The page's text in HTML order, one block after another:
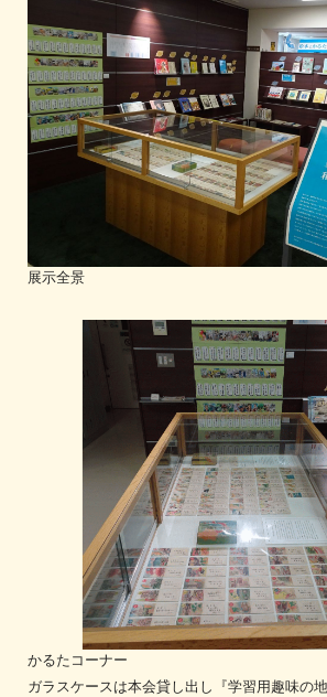
展示全景
かるたコーナー
ガラスケースは本会貸し出し『学習用趣味の